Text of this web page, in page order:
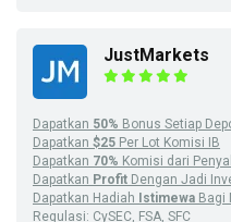
JustMarkets
Dapatkan 50% Bonus Setiap
Dapatkan $25 Per Lot Komisi IB
Dapatkan 70% Komisi dari
Dapatkan Profit Dengan Jadi
Dapatkan Hadiah
Istimewa Bagi
Regulasi: CySEC, FSA, SFC